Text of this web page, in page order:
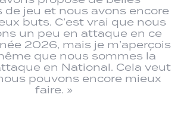
de jeu et nous avons encore
buts. C’est vrai que nous
un peu en attaque en ce
2026, mais je m’aperçois
que nous sommes la
en National. Cela veut
pouvons encore mieux
faire. »